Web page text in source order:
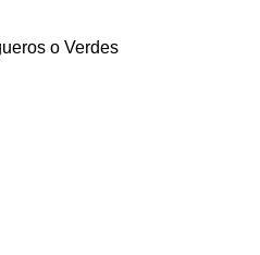
o Verdes